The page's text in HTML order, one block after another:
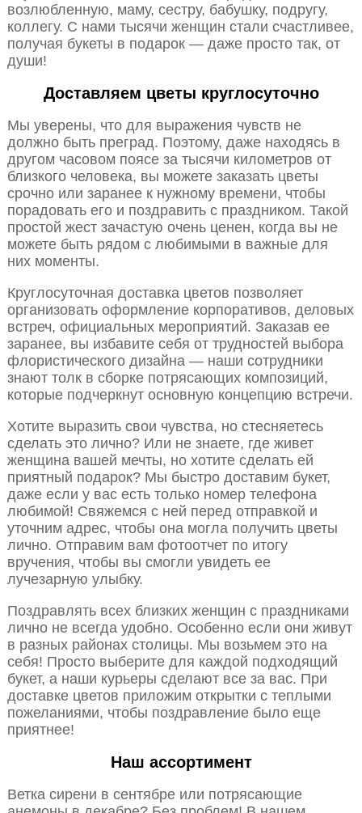
возлюбленную, маму, сестру, бабушку, подругу,
коллегу. С нами тысячи женщин стали счастливее,
получая букеты в подарок — даже просто так, от
души!
Доставляем цветы круглосуточно
Мы уверены, что для выражения чувств не
должно быть преград. Поэтому, даже находясь в
другом часовом поясе за тысячи километров от
близкого человека, вы можете заказать цветы
срочно или заранее к нужному времени, чтобы
порадовать его и поздравить с праздником. Такой
простой жест зачастую очень ценен, когда вы не
можете быть рядом с любимыми в важные для
них моменты.
Круглосуточная доставка цветов позволяет
организовать оформление корпоративов, деловых
встреч, официальных мероприятий. Заказав ее
заранее, вы избавите себя от трудностей выбора
флористического дизайна — наши сотрудники
знают толк в сборке потрясающих композиций,
которые подчеркнут основную концепцию встречи.
Хотите выразить свои чувства, но стесняетесь
сделать это лично? Или не знаете, где живет
женщина вашей мечты, но хотите сделать ей
приятный подарок? Мы быстро доставим букет,
даже если у вас есть только номер телефона
любимой! Свяжемся с ней перед отправкой и
уточним адрес, чтобы она могла получить цветы
лично. Отправим вам фотоотчет по итогу
вручения, чтобы вы смогли увидеть ее
лучезарную улыбку.
Поздравлять всех близких женщин с праздниками
лично не всегда удобно. Особенно если они живут
в разных районах столицы. Мы возьмем это на
себя! Просто выберите для каждой подходящий
букет, а наши курьеры сделают все за вас. При
доставке цветов приложим открытки с теплыми
пожеланиями, чтобы поздравление было еще
приятнее!
Наш ассортимент
Ветка сирени в сентябре или потрясающие